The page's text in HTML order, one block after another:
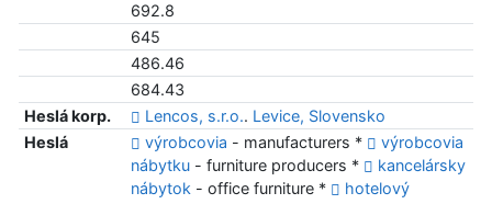
692.8
645
486.46
684.43
Heslá korp.
Lencos, s.r.o.. Levice, Slovensko
Heslá
výrobcovia - manufacturers *
výrobcovia
nábytku- furniture producers *
kancelársky
nábytok- office furniture *
hotelový